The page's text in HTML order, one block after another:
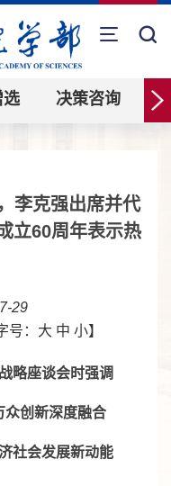
选 决策咨询
李克强出席并代
立60周年表示热
29
号： 大 中 小】
略座谈会时强调
众创新深度融合
社会发展新动能